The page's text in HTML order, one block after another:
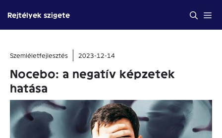
tartalomba
Rejtélyek szigete
Szemléletfejlesztés 2023-12-14
Nocebo: a negatív képzetek
hatása